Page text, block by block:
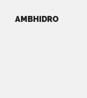
AMBHIDRO